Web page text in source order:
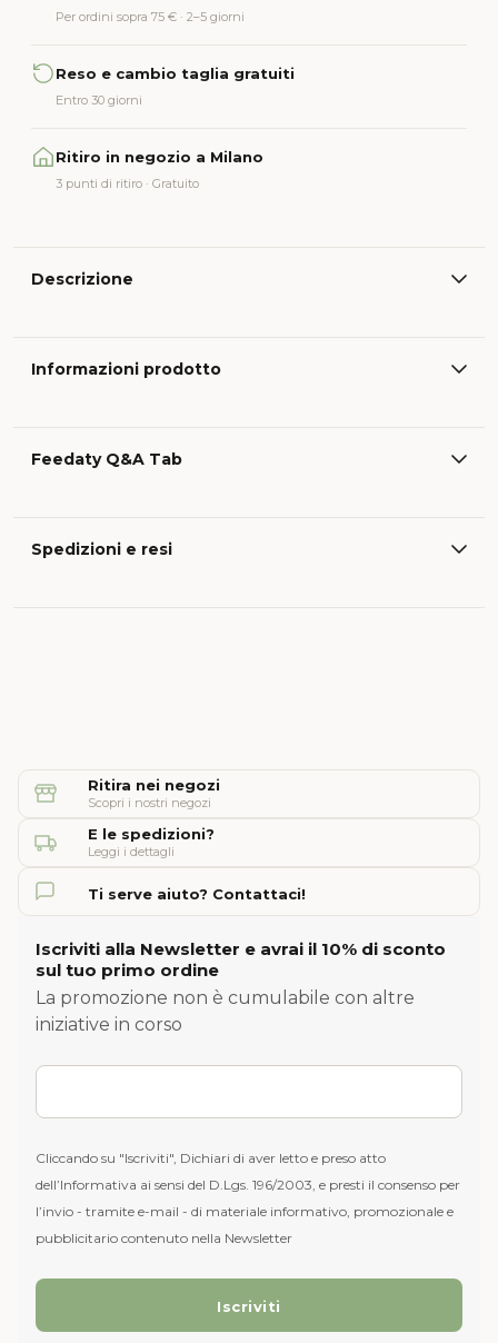
Per ordini sopra 75 € · 2–5 giorni
Reso e cambio taglia gratuiti
Entro 30 giorni
Ritiro in negozio a Milano
3 punti di ritiro · Gratuito
Descrizione
Informazioni prodotto
Feedaty Q&A Tab
Spedizioni e resi
Ritira nei negozi
Scopri i nostri negozi
E le spedizioni?
Leggi i dettagli
Ti serve aiuto? Contattaci!
Iscriviti alla Newsletter e avrai il 10% di sconto
sul tuo primo ordine
La promozione non è cumulabile con altre
iniziative in corso
Cliccando su "Iscriviti", Dichiari di aver letto e preso atto
dell’Informativa ai sensi del D.Lgs. 196/2003, e presti il consenso per
l’invio - tramite e-mail - di materiale informativo, promozionale e
pubblicitario contenuto nella Newsletter